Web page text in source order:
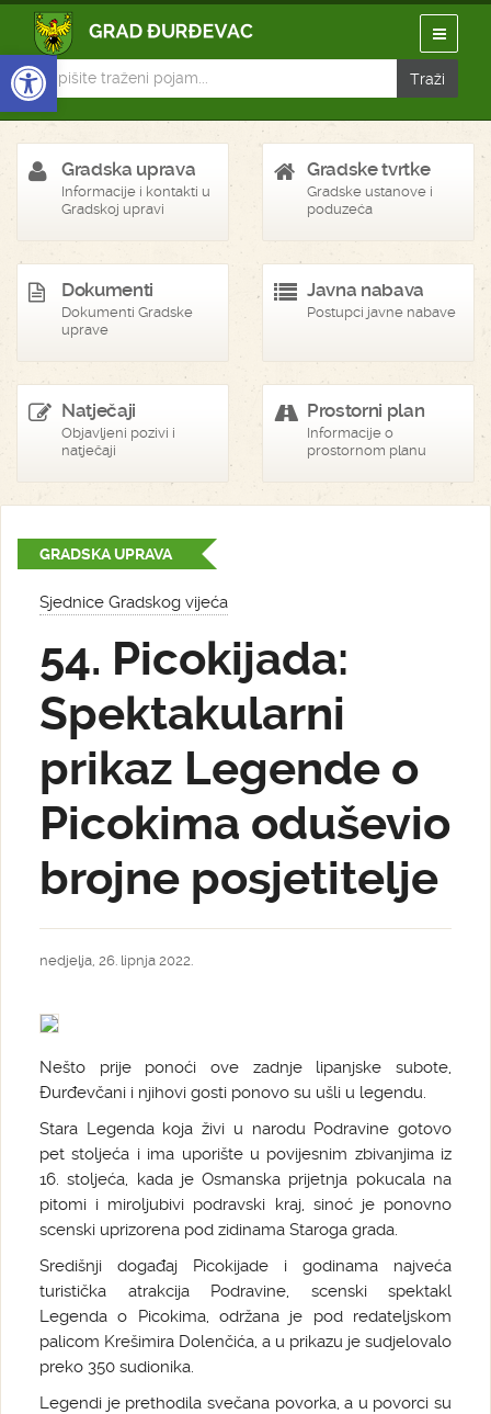
Open toolbar
Gradska uprava
Informacije i kontakti u
Gradskoj upravi
Gradske tvrtke
Gradske ustanove i
poduzeća
Dokumenti
Dokumenti Gradske
uprave
Javna nabava
Postupci javne nabave
Natječaji
Objavljeni pozivi i
natječaji
Prostorni plan
Informacije o
prostornom planu
GRADSKA UPRAVA
Sjednice Gradskog vijeća
54. Picokijada:
Spektakularni
prikaz Legende o
Picokima oduševio
brojne posjetitelje
nedjelja, 26. lipnja 2022.
Nešto prije ponoći ove zadnje lipanjske subote,
Đurđevčani i njihovi gosti ponovo su ušli u legendu.
Stara Legenda koja živi u narodu Podravine gotovo
pet stoljeća i ima uporište u povijesnim zbivanjima iz
16. stoljeća, kada je Osmanska prijetnja pokucala na
pitomi i miroljubivi podravski kraj, sinoć je ponovno
scenski uprizorena pod zidinama Staroga grada.
Središnji događaj Picokijade i godinama najveća
turistička atrakcija Podravine, scenski spektakl
Legenda o Picokima, održana je pod redateljskom
palicom Krešimira Dolenčića, a u prikazu je sudjelovalo
preko 350 sudionika.
Legendi je prethodila svečana povorka, a u povorci su